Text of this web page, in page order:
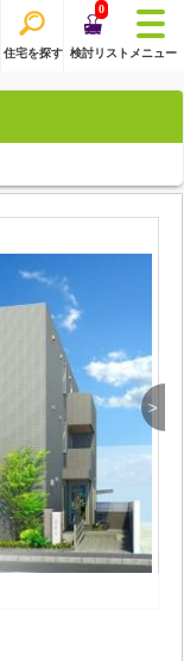
住宅を探す
0
検討リスト メニュー
>